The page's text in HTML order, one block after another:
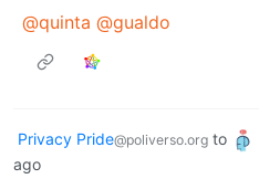
@quinta @gualdo
Privacy Pride@poliverso.org to
ago